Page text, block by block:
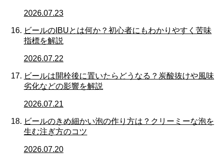
2026.07.23
ビールのIBUとは何か？初心者にもわかりやすく苦味
指標を解説
2026.07.22
ビールは開栓後に置いたらどうなる？炭酸抜けや風味
劣化などの影響を解説
2026.07.21
ビールのきめ細かい泡の作り方は？クリーミーな泡を
生む注ぎ方のコツ
2026.07.20